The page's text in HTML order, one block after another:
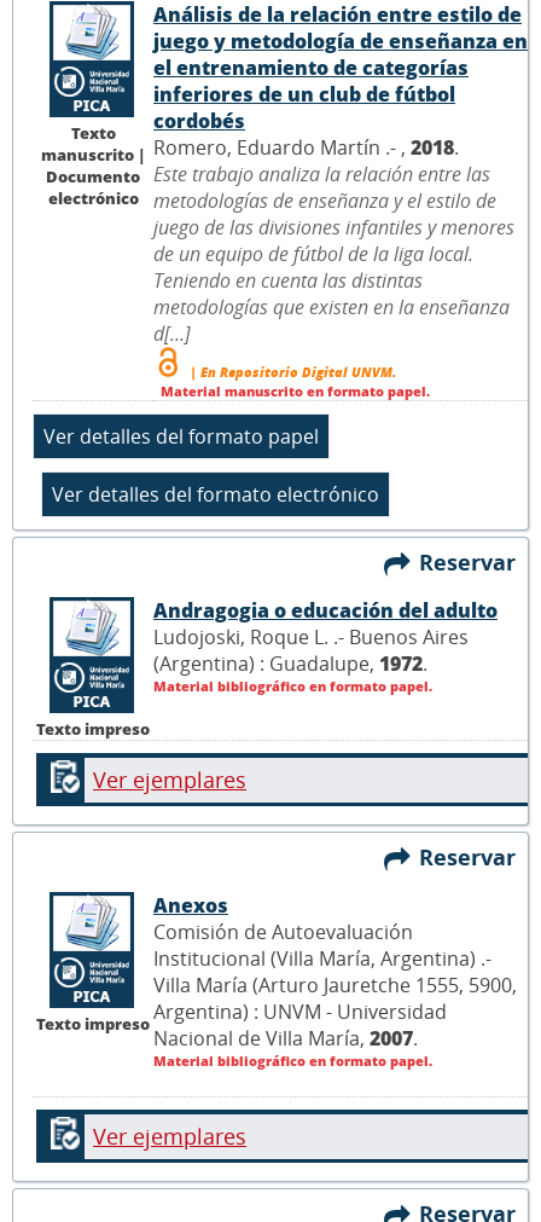
Texto
manuscrito |
Documento
electrónico
Análisis de la relación entre estilo de
juego y metodología de enseñanza en
el entrenamiento de categorías
inferiores de un club de fútbol
cordobés
Romero, Eduardo Martín .- , 2018.
Este trabajo analiza la relación entre las
metodologías de enseñanza y el estilo de
juego de las divisiones infantiles y menores
de un equipo de fútbol de la liga local.
Teniendo en cuenta las distintas
metodologías que existen en la enseñanza
d[...]
| En Repositorio Digital UNVM.
Material manuscrito en formato papel.
Reservar
Texto impreso
Andragogia o educación del adulto
Ludojoski, Roque L. .- Buenos Aires
(Argentina) : Guadalupe, 1972.
Material bibliográfico en formato papel.
Ver ejemplares
Reservar
Texto impreso
Anexos
Comisión de Autoevaluación
Institucional (Villa María, Argentina) .-
Villa María (Arturo Jauretche 1555, 5900,
Argentina) : UNVM - Universidad
Nacional de Villa María, 2007.
Material bibliográfico en formato papel.
Ver ejemplares
Reservar